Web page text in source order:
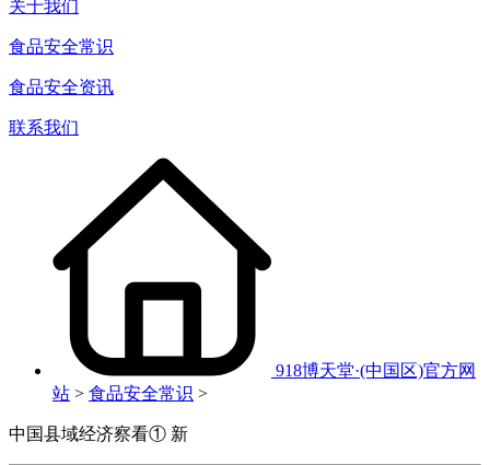
关于我们
食品安全常识
食品安全资讯
联系我们
918博天堂·(中国区)官方网
站 > 食品安全常识 >
中国县域经济察看① 新